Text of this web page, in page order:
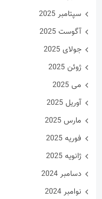
سپتامبر 2025
آگوست 2025
جولای 2025
ژوئن 2025
می 2025
آوریل 2025
مارس 2025
فوریه 2025
ژانویه 2025
دسامبر 2024
نوامبر 2024